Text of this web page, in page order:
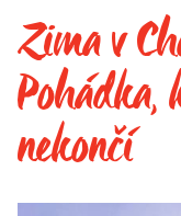
Zima v
nekončí